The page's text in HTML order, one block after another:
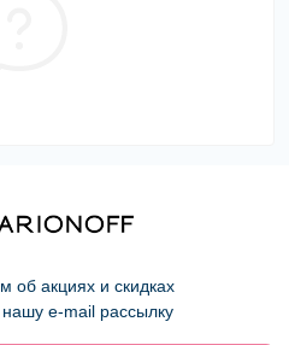
об акциях и скидках
e-mail рассылку